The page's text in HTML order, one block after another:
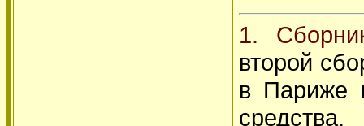
1.
второй
в Париже